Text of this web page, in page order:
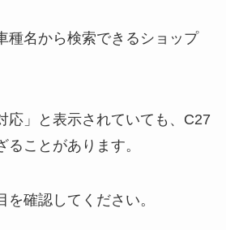
種名から検索できるショップ
応」と表示されていても、C27
ことがあります。
確認してください。